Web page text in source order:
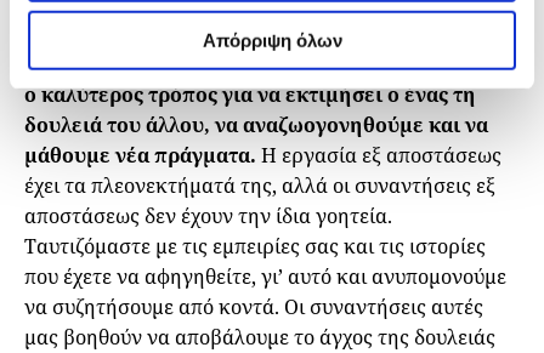
Απόρριψη όλων
τα οφέλη τους.
Σε κάθε περίπτωση,οι συγκεντρώσεις παραμένουν
ο καλύτερος τρόπος για να εκτιμήσει ο ένας τη
δουλειά του άλλου, να αναζωογονηθούμε και να
μάθουμε νέα πράγματα. Η εργασία εξ αποστάσεως
έχει τα πλεονεκτήματά της, αλλά οι συναντήσεις εξ
αποστάσεως δεν έχουν την ίδια γοητεία.
Ταυτιζόμαστε με τις εμπειρίες σας και τις ιστορίες
που έχετε να αφηγηθείτε, γι’ αυτό και ανυπομονούμε
να συζητήσουμε από κοντά. Οι συναντήσεις αυτές
μας βοηθούν να αποβάλουμε το άγχος της δουλειάς